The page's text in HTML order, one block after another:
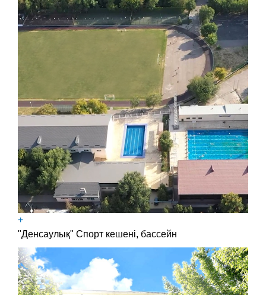
+
"Денсаулық" Спорт кешені, бассейн